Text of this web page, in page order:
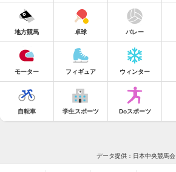
地方競馬 卓球 バレー
モーター フィギュア ウィンター
自転車 学生スポーツ Doスポーツ
データ提供：日本中央競馬会